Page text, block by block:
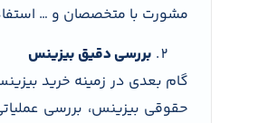
مشورت با متخصصان و …
بررسی دقیق بیزینس
گام بعدی در زمینه خرید
حقوقی بیزینس، بررسی